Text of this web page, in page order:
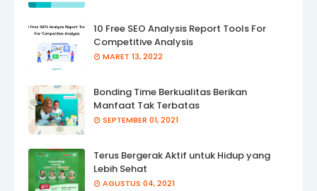
10 Free SEO Analysis Report Tools For
Competitive Analysis
MARET 13, 2022
Bonding Time Berkualitas Berikan
Manfaat Tak Terbatas
SEPTEMBER 01, 2021
Terus Bergerak Aktif untuk Hidup yang
Lebih Sehat
AGUSTUS 04, 2021